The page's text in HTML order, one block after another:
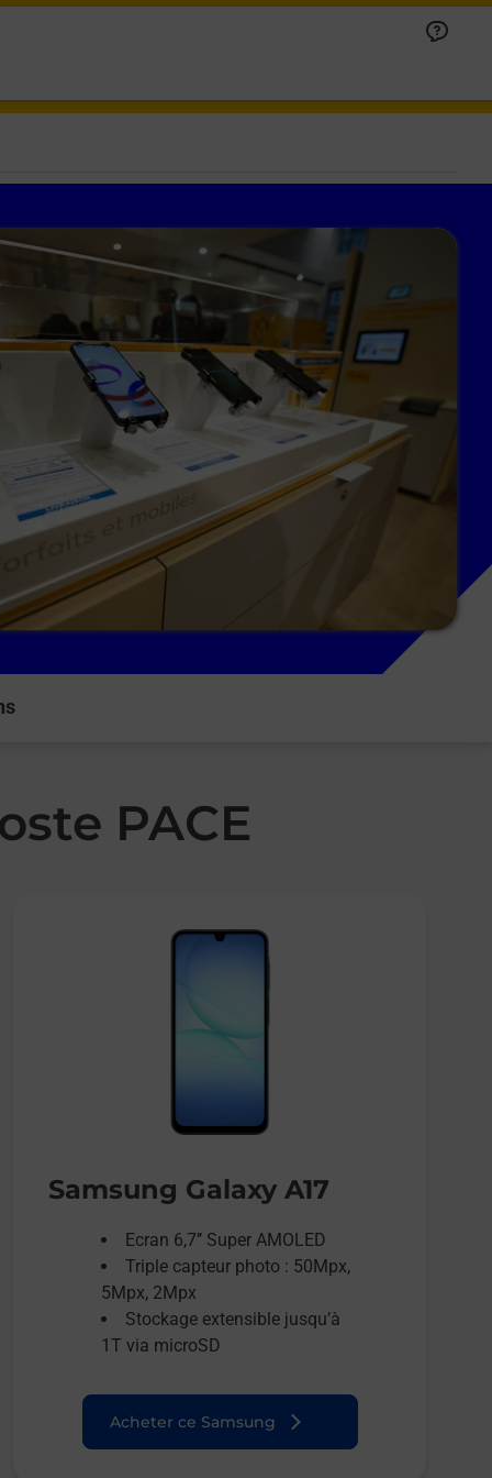
PACE
Samsung Galaxy A17
Ecran 6,7’’ Super AMOLED
Triple capteur photo : 50Mpx,
5Mpx, 2Mpx
Stockage extensible jusqu’à
1T via microSD
Acheter ce Samsung